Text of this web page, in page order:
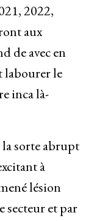
2022,
aux
de avec en
labourer le
inca là-
la sorte abrupt
à
lésion
secteur et par